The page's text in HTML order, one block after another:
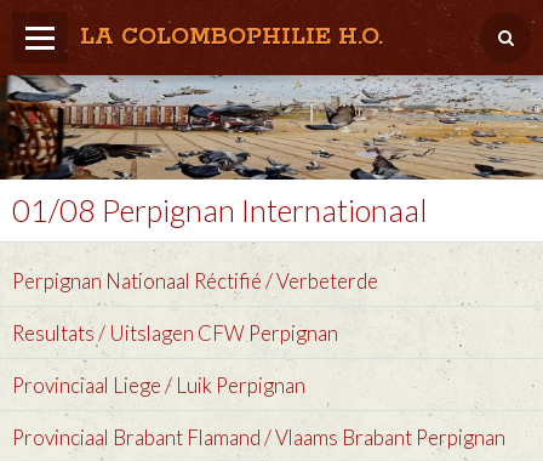
LA COLOMBOPHILIE H.O.
Home
Météo / Het weer
Lâcher / Los
Result. clubs, Provincial, (Inter)National
RFCB / KBDB
01/08 Perpignan Internationaal
Perpignan Nationaal Réctifié / Verbeterde
Resultats / Uitslagen CFW Perpignan
Provinciaal Liege / Luik Perpignan
Provinciaal Brabant Flamand / Vlaams Brabant Perpignan